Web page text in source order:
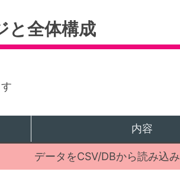
と全体構成
内容
データをCSV/DBから読み込み